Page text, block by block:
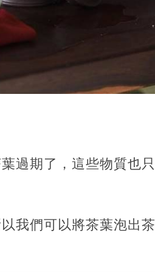
過期了，這些物質也只
我們可以將茶葉泡出茶